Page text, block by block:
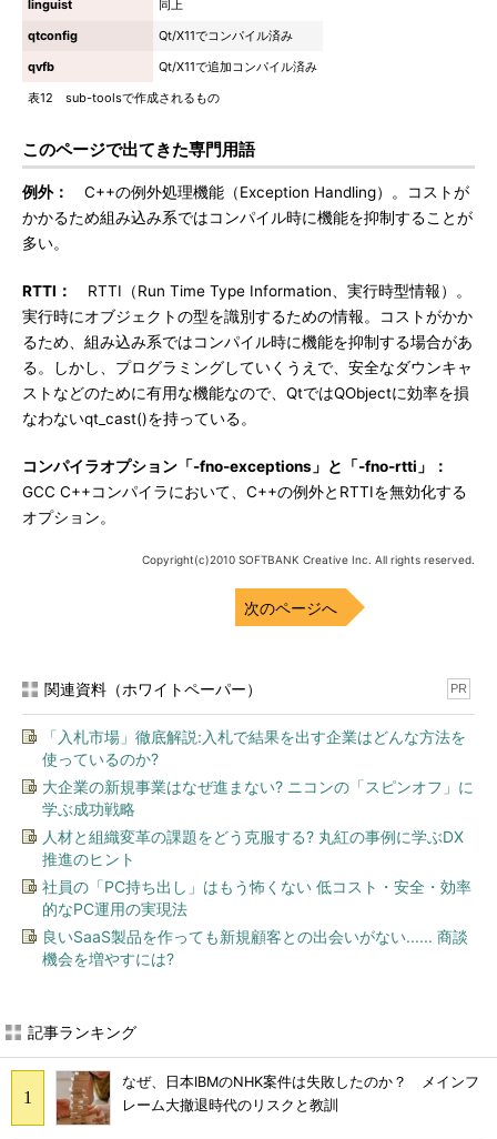
linguist
同上
qtconfig
Qt/X11でコンパイル済み
qvfb
Qt/X11で追加コンパイル済み
表12 sub-toolsで作成されるもの
このページで出てきた専門用語
例外：
C++の例外処理機能（Exception Handling）。コストが
かかるため組み込み系ではコンパイル時に機能を抑制することが
多い。
RTTI：
RTTI（Run Time Type Information、実行時型情報）。
実行時にオブジェクトの型を識別するための情報。コストがかか
るため、組み込み系ではコンパイル時に機能を抑制する場合があ
る。しかし、プログラミングしていくうえで、安全なダウンキャ
ストなどのために有用な機能なので、QtではQObjectに効率を損
なわないqt_cast()を持っている。
コンパイラオプション「-fno-exceptions」と「-fno-rtti」：
GCC C++コンパイラにおいて、C++の例外とRTTIを無効化する
オプション。
Copyright(c)2010 SOFTBANK Creative Inc. All rights reserved.
次のページへ
関連資料（ホワイトペーパー） PR
「入札市場」徹底解説:入札で結果を出す企業はどんな方法を
使っているのか?
大企業の新規事業はなぜ進まない? ニコンの「スピンオフ」に
学ぶ成功戦略
人材と組織変革の課題をどう克服する? 丸紅の事例に学ぶDX
推進のヒント
社員の「PC持ち出し」はもう怖くない 低コスト・安全・効率
的なPC運用の実現法
良いSaaS製品を作っても新規顧客との出会いがない...... 商談
機会を増やすには?
記事ランキング
なぜ、日本IBMのNHK案件は失敗したのか？ メインフ
レーム大撤退時代のリスクと教訓